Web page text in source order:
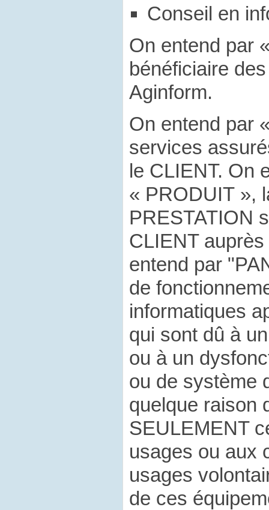
Conseil en
On entend par
bénéficiaire
Aginform.
On entend par
services
le CLIENT. On
« PRODUIT »,
PRESTATION
CLIENT
entend par
de
informatiques
qui sont dû à
ou à un
ou de système
quelque raison
SEULEMENT
usages ou aux
usages
de ces